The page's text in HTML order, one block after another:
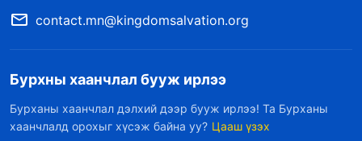
contact.mn@kingdomsalvation.org
Бурхны хаанчлал бууж ирлээ
Бурханы хаанчлал дэлхий дээр бууж ирлээ! Та Бурханы
хаанчлалд орохыг хүсэж байна уу? Цааш үзэх